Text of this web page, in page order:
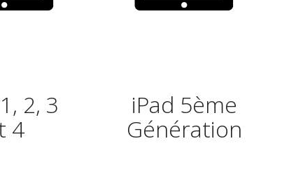
2, 3
4
iPad 5ème
Génération